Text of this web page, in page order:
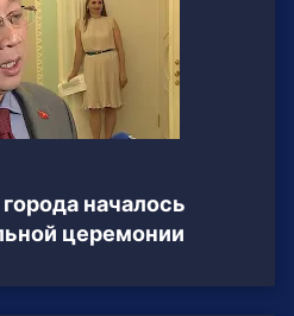
началось
церемонии